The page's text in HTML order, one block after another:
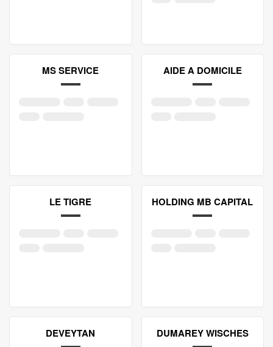
MS SERVICE AIDE A DOMICILE
LE TIGRE HOLDING MB CAPITAL
DEVEYTAN DUMAREY WISCHES